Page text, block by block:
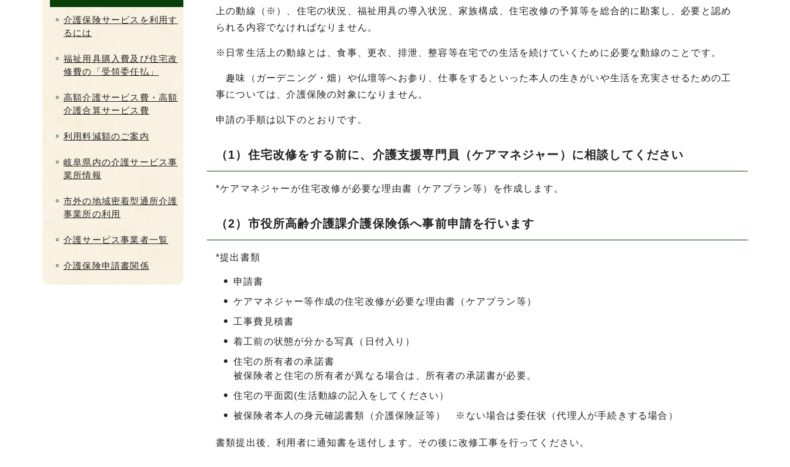
上の動線（※）、住宅の状況、福祉用具の導入状況、家族構成、住宅改修の予算等を総合的に勘案し、必要と認め
られる内容でなければなりません。
※日常生活上の動線とは、食事、更衣、排泄、整容等在宅での生活を続けていくために必要な動線のことです。
趣味（ガーデニング・畑）や仏壇等へお参り、仕事をするといった本人の生きがいや生活を充実させるための工
事については、介護保険の対象になりません。
申請の手順は以下のとおりです。
（1）住宅改修をする前に、介護支援専門員（ケアマネジャー）に相談してください
*ケアマネジャーが住宅改修が必要な理由書（ケアプラン等）を作成します。
（2）市役所高齢介護課介護保険係へ事前申請を行います
*提出書類
申請書
ケアマネジャー等作成の住宅改修が必要な理由書（ケアプラン等）
工事費見積書
着工前の状態が分かる写真（日付入り）
住宅の所有者の承諾書
被保険者と住宅の所有者が異なる場合は、所有者の承諾書が必要。
住宅の平面図(生活動線の記入をしてください）
被保険者本人の身元確認書類（介護保険証等） ※ない場合は委任状（代理人が手続きする場合）
書類提出後、利用者に通知書を送付します。その後に改修工事を行ってください。
介護保険サービスを利用す
るには
福祉用具購入費及び住宅改
修費の「受領委任払」
高額介護サービス費・高額
介護合算サービス費
利用料減額のご案内
岐阜県内の介護サービス事
業所情報
市外の地域密着型通所介護
事業所の利用
介護サービス事業者一覧
介護保険申請書関係